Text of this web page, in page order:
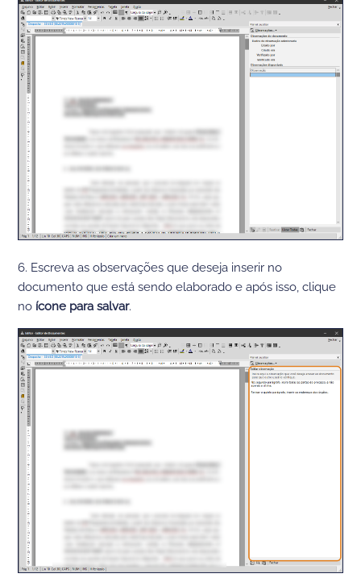
6. Escreva as observações que deseja inserir no
documento que está sendo elaborado e após isso, clique
no ícone para salvar.